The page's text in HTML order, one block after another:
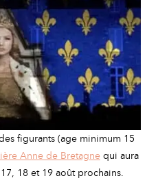
RIE
figurants (age minimum 15
Anne de Bretagnequi aura
18 et 19 août prochains.